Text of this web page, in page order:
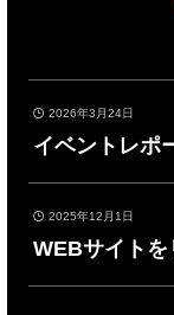
2026年3月24日
イベントレポ
2025年12月1日
WEBサイトを